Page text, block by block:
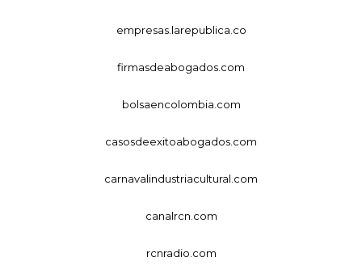
empresas.larepublica.co
firmasdeabogados.com
bolsaencolombia.com
casosdeexitoabogados.com
carnavalindustriacultural.com
canalrcn.com
rcnradio.com